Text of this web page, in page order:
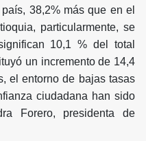
38,2% más que en el
particularmente, se
10,1 % del total
un incremento de 14,4
el entorno de bajas tasas
ciudadana han sido
Forero, presidenta de